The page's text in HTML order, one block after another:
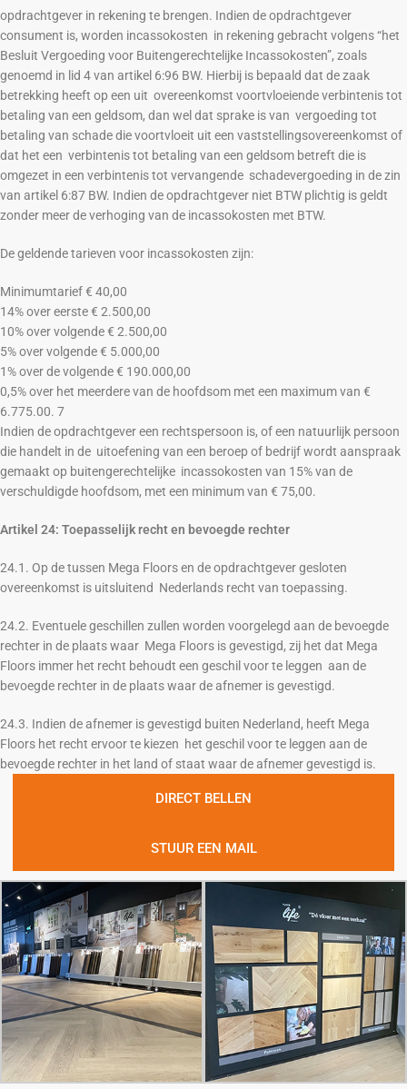
opdrachtgever in rekening te brengen. Indien de opdrachtgever
consument is, worden incassokosten in rekening gebracht volgens “het
Besluit Vergoeding voor Buitengerechtelijke Incassokosten”, zoals
genoemd in lid 4 van artikel 6:96 BW. Hierbij is bepaald dat de zaak
betrekking heeft op een uit overeenkomst voortvloeiende verbintenis tot
betaling van een geldsom, dan wel dat sprake is van vergoeding tot
betaling van schade die voortvloeit uit een vaststellingsovereenkomst of
dat het een verbintenis tot betaling van een geldsom betreft die is
omgezet in een verbintenis tot vervangende schadevergoeding in de zin
van artikel 6:87 BW. Indien de opdrachtgever niet BTW plichtig is geldt
zonder meer de verhoging van de incassokosten met BTW.
De geldende tarieven voor incassokosten zijn:
Minimumtarief € 40,00
14% over eerste € 2.500,00
10% over volgende € 2.500,00
5% over volgende € 5.000,00
1% over de volgende € 190.000,00
0,5% over het meerdere van de hoofdsom met een maximum van €
6.775.00. 7
Indien de opdrachtgever een rechtspersoon is, of een natuurlijk persoon
die handelt in de uitoefening van een beroep of bedrijf wordt aanspraak
gemaakt op buitengerechtelijke incassokosten van 15% van de
verschuldigde hoofdsom, met een minimum van € 75,00.
Artikel 24: Toepasselijk recht en bevoegde rechter
24.1. Op de tussen Mega Floors en de opdrachtgever gesloten
overeenkomst is uitsluitend Nederlands recht van toepassing.
24.2. Eventuele geschillen zullen worden voorgelegd aan de bevoegde
rechter in de plaats waar Mega Floors is gevestigd, zij het dat Mega
Floors immer het recht behoudt een geschil voor te leggen aan de
bevoegde rechter in de plaats waar de afnemer is gevestigd.
24.3. Indien de afnemer is gevestigd buiten Nederland, heeft Mega
Floors het recht ervoor te kiezen het geschil voor te leggen aan de
bevoegde rechter in het land of staat waar de afnemer gevestigd is.
DIRECT BELLEN
STUUR EEN MAIL